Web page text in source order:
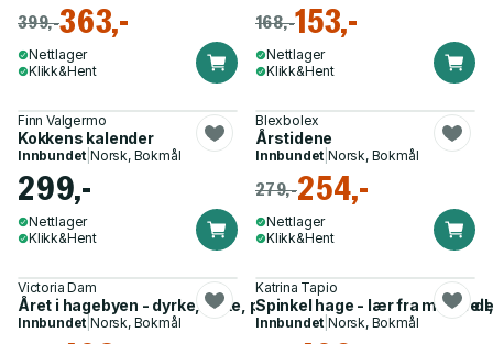
399,-363,-
Nettlager
Klikk&Hent
168,-153,-
Nettlager
Klikk&Hent
Finn Valgermo
Kokkens kalender
Innbundet |Norsk, Bokmål
299,-
Nettlager
Klikk&Hent
Blexbolex
Årstidene
Innbundet |Norsk, Bokmål
279,-254,-
Nettlager
Klikk&Hent
Victoria Dam
Året i hagebyen - dyrke, bake, pynte og lage mat til alle
Innbundet |Norsk, Bokmål
Katrina Tapio
Spinkel hage - lær fra mine
Innbundet |Norsk, Bokmål